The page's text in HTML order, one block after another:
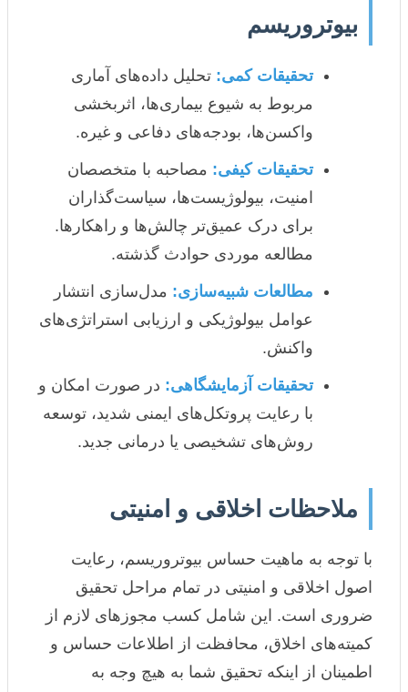
بیوتروریسم
تحقیقات کمی: تحلیل داده‌های آماری
مربوط به شیوع بیماری‌ها، اثربخشی
واکسن‌ها، بودجه‌های دفاعی و غیره.
تحقیقات کیفی: مصاحبه با متخصصان
امنیت، بیولوژیست‌ها، سیاست‌گذاران
برای درک عمیق‌تر چالش‌ها و راهکارها.
مطالعه موردی حوادث گذشته.
مطالعات شبیه‌سازی: مدل‌سازی انتشار
عوامل بیولوژیکی و ارزیابی استراتژی‌های
واکنش.
تحقیقات آزمایشگاهی: در صورت امکان و
با رعایت پروتکل‌های ایمنی شدید، توسعه
روش‌های تشخیصی یا درمانی جدید.
ملاحظات اخلاقی و امنیتی
با توجه به ماهیت حساس بیوتروریسم، رعایت
اصول اخلاقی و امنیتی در تمام مراحل تحقیق
ضروری است. این شامل کسب مجوزهای لازم از
کمیته‌های اخلاق، محافظت از اطلاعات حساس و
اطمینان از اینکه تحقیق شما به هیچ وجه به